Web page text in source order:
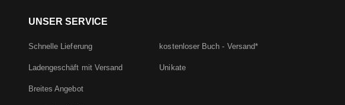
UNSER SERVICE
Schnelle Lieferung
Ladengeschäft mit Versand
Breites Angebot
kostenloser Buch - Versand*
Unikate